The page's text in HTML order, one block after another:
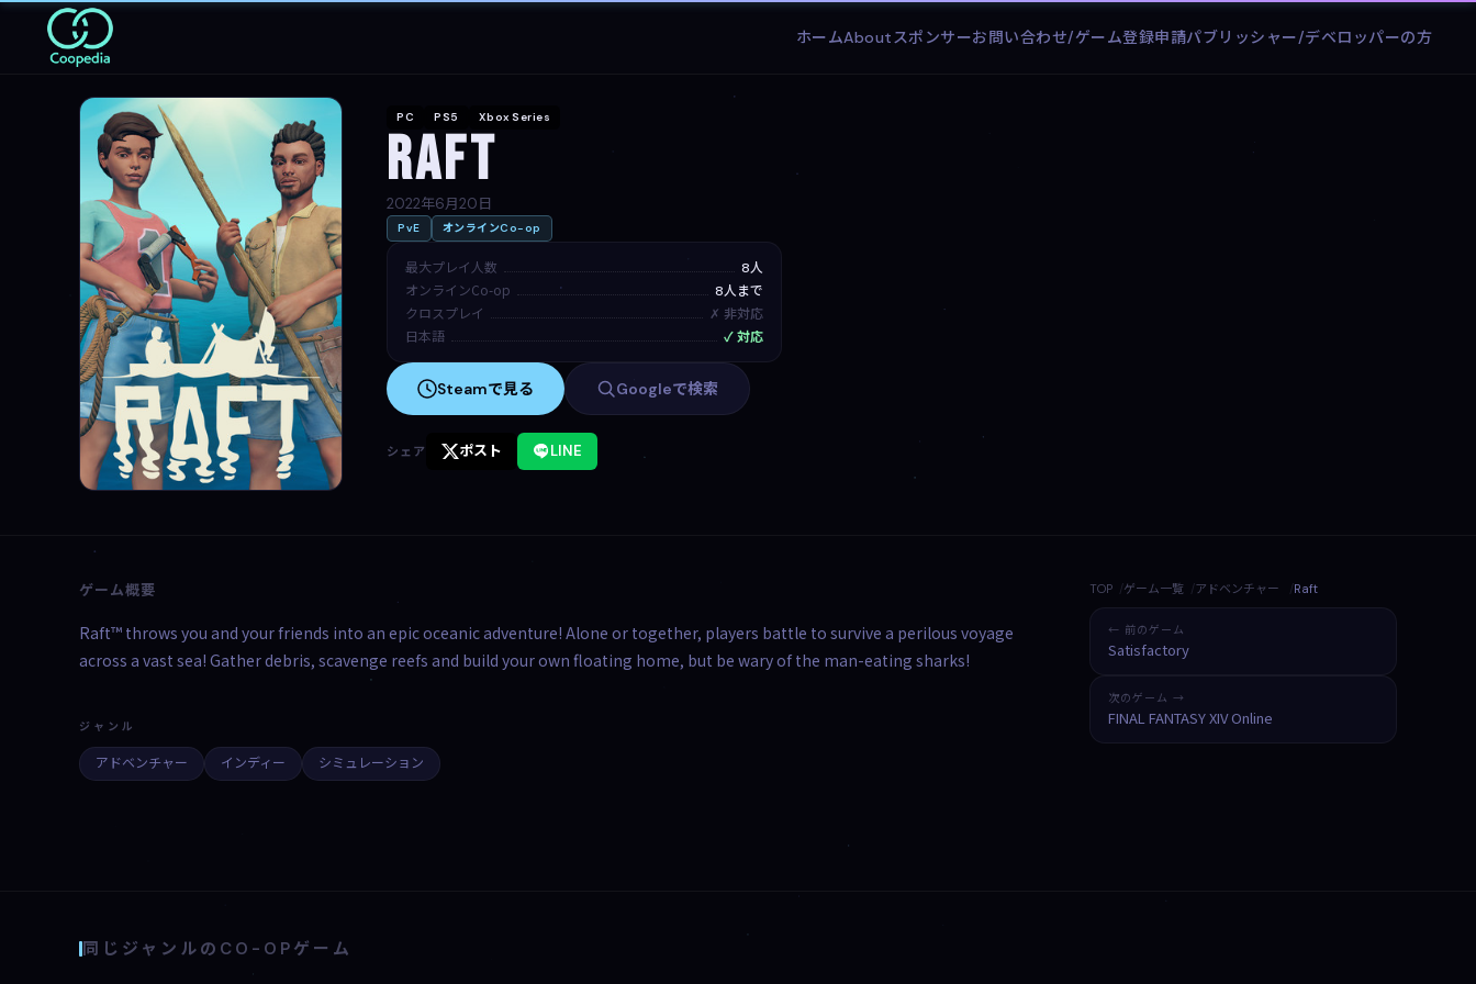
ホームAboutスポンサーお問い合わせ/ゲーム登録申請パブリッシャー/デベロッパーの方
PC PS5 Xbox Series
Raft
2022年6月20日
PvE オンラインCo-op
最大プレイ人数 8人
オンラインCo-op 8人まで
クロスプレイ ✗ 非対応
日本語 ✓ 対応
Steamで見る Googleで検索
シェア ポスト LINE
ゲーム概要
Raft™ throws you and your friends into an epic oceanic adventure! Alone or together, players battle to survive a perilous voyage
across a vast sea! Gather debris, scavenge reefs and build your own floating home, but be wary of the man-eating sharks!
ジャンル
アドベンチャー インディー シミュレーション
TOP ゲーム一覧 アドベンチャー Raft
← 前のゲーム
Satisfactory
次のゲーム →
FINAL FANTASY XIV Online
同じジャンルのCO-OPゲーム